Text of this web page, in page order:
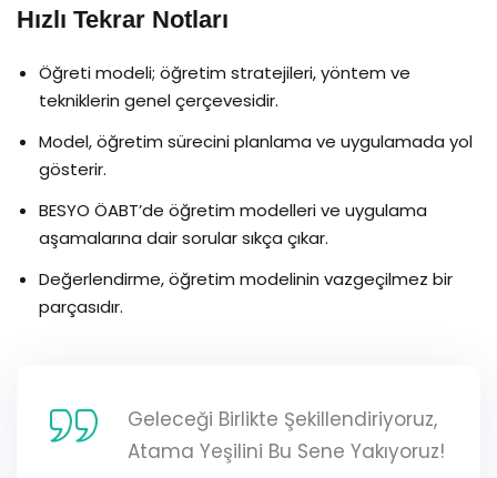
Hızlı Tekrar Notları
Öğreti modeli; öğretim stratejileri, yöntem ve
tekniklerin genel çerçevesidir.
Model, öğretim sürecini planlama ve uygulamada yol
gösterir.
BESYO ÖABT’de öğretim modelleri ve uygulama
aşamalarına dair sorular sıkça çıkar.
Değerlendirme, öğretim modelinin vazgeçilmez bir
parçasıdır.
Geleceği Birlikte Şekillendiriyoruz,
Atama Yeşilini Bu Sene Yakıyoruz!